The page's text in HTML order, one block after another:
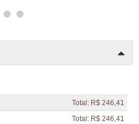
Total: R$ 246,41
Total: R$ 246,41